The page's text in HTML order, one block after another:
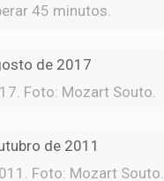
45 minutos.
Foto: Mozart Souto.
Foto: Mozart Souto.